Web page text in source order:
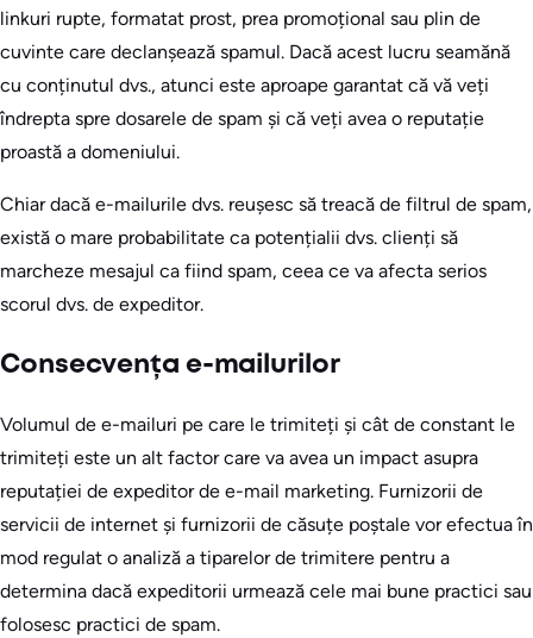
linkuri rupte, formatat prost, prea promoțional sau plin de
cuvinte care declanșează spamul. Dacă acest lucru seamănă
cu conținutul dvs., atunci este aproape garantat că vă veți
îndrepta spre dosarele de spam și că veți avea o reputație
proastă a domeniului.
Chiar dacă e-mailurile dvs. reușesc să treacă de filtrul de spam,
există o mare probabilitate ca potențialii dvs. clienți să
marcheze mesajul ca fiind spam, ceea ce va afecta serios
scorul dvs. de expeditor.
Consecvența e-mailurilor
Volumul de e-mailuri pe care le trimiteți și cât de constant le
trimiteți este un alt factor care va avea un impact asupra
reputației de expeditor de e-mail marketing. Furnizorii de
servicii de internet și furnizorii de căsuțe poștale vor efectua în
mod regulat o analiză a tiparelor de trimitere pentru a
determina dacă expeditorii urmează cele mai bune practici sau
folosesc practici de spam.